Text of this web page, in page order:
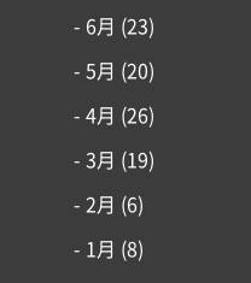
- 6月 (23)
- 5月 (20)
- 4月 (26)
- 3月 (19)
- 2月 (6)
- 1月 (8)